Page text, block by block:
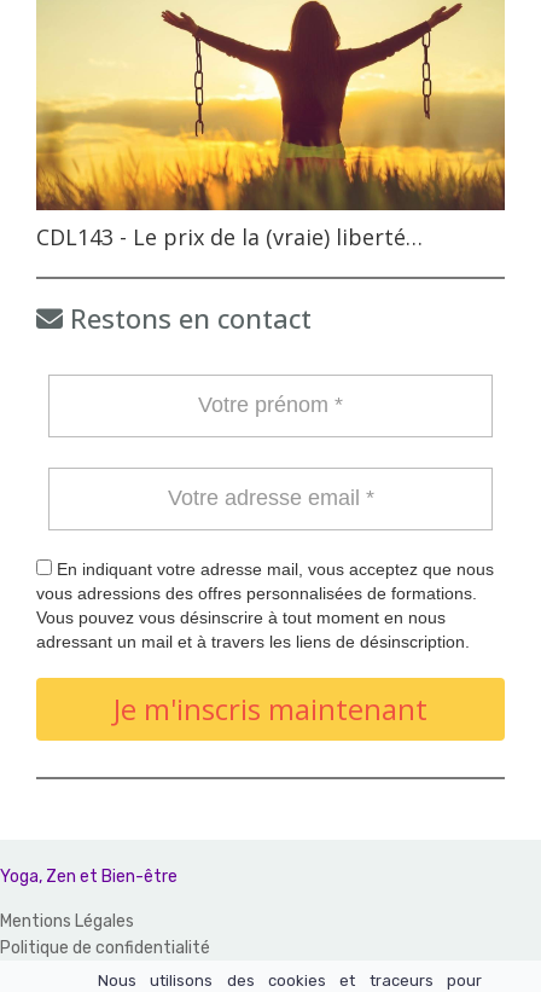
CDL143 - Le prix de la (vraie) liberté…
Restons en contact
En indiquant votre adresse mail, vous acceptez que nous
vous adressions des offres personnalisées de formations.
Vous pouvez vous désinscrire à tout moment en nous
adressant un mail et à travers les liens de désinscription.
Je m'inscris maintenant
Yoga, Zen et Bien-être
Mentions Légales
Politique de confidentialité
Nous utilisons des cookies et traceurs pour